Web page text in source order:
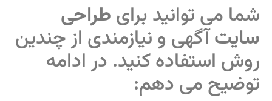
شما می‌ توانید برای طراحی
سایتآگهی و نیازمندی از چندین
روش استفاده کنید. در ادامه
توضیح می‌ دهم: